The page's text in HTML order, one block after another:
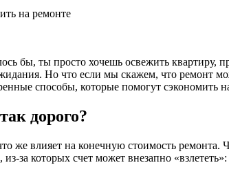
на ремонте
бы, ты просто хочешь освежить
Но что если мы скажем, что
способы, которые помогут сэкономить
дорого?
же влияет на конечную стоимость
за которых счет может внезапно «взлететь»: